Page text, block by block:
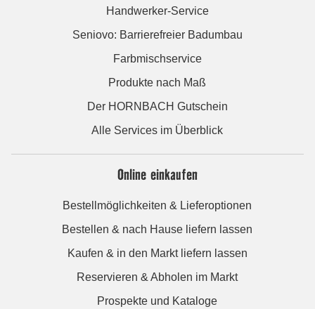
Handwerker-Service
Seniovo: Barrierefreier Badumbau
Farbmischservice
Produkte nach Maß
Der HORNBACH Gutschein
Alle Services im Überblick
Online einkaufen
Bestellmöglichkeiten & Lieferoptionen
Bestellen & nach Hause liefern lassen
Kaufen & in den Markt liefern lassen
Reservieren & Abholen im Markt
Prospekte und Kataloge